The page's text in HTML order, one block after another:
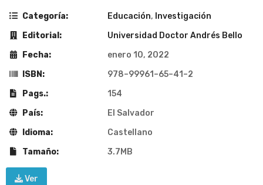
Categoría: Educación, Investigación
Editorial:
Universidad Doctor Andrés Bello
Fecha:
enero 10, 2022
ISBN:
978–99961–65–41–2
Pags.:
154
País:
El Salvador
Idioma:
Castellano
Tamaño:
3.7MB
Ver